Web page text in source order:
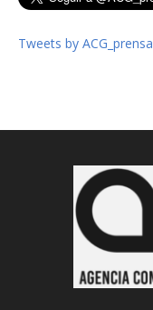
Tweets by ACG_prensa